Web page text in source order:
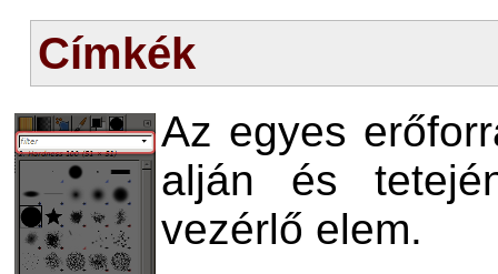
Címkék
Az egyes
alján és
vezérlő elem.